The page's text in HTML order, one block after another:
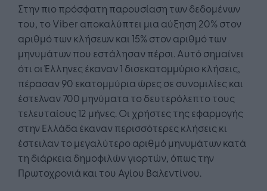
Στην πιο πρόσφατη παρουσίαση των δεδομένων
του, το Viber αποκαλύπτει μια αύξηση 20% στον
αριθμό των κλήσεων και 15% στον αριθμό των
μηνυμάτων που εστάλησαν πέρσι. Αυτό σημαίνει
ότι οι Έλληνες έκαναν 1 δισεκατομμύριο κλήσεις,
πέρασαν 90 εκατομμύρια ώρες σε συνομιλίες και
έστελναν 700 μηνύματα το δευτερόλεπτο τους
τελευταίους 12 μήνες. Οι χρήστες της εφαρμογής
στην Ελλάδα έκαναν περισσότερες κλήσεις κι
έστειλαν το μεγαλύτερο αριθμό μηνυμάτων κατά
τη διάρκεια δημοφιλών γιορτών, όπως την
Πρωτοχρονιά και του Αγίου Βαλεντίνου.